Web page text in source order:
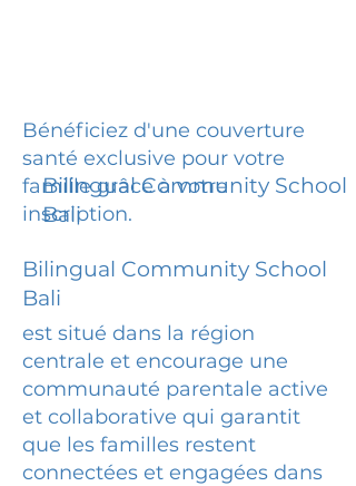
Bénéficiez d'une couverture
santé exclusive pour votre
famille grâce à votre
inscription.
Bilingual Community School
Bali
Bilingual Community School
Bali
est situé dans la région
centrale et encourage une
communauté parentale active
et collaborative qui garantit
que les familles restent
connectées et engagées dans